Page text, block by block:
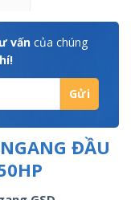
vấn của chúng
ĐẦU